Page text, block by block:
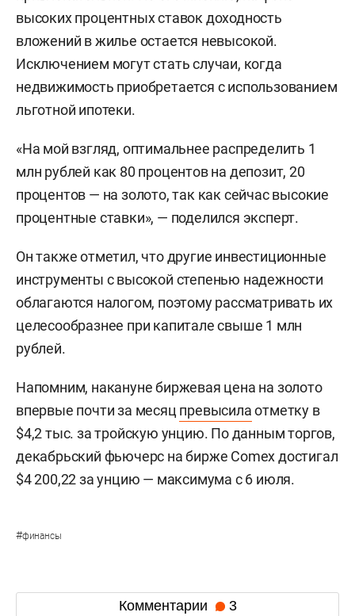
высоких процентных ставок доходность
вложений в жилье остается невысокой.
Исключением могут стать случаи, когда
недвижимость приобретается с использованием
льготной ипотеки.
«На мой взгляд, оптимальнее распределить 1
млн рублей как 80 процентов на депозит, 20
процентов — на золото, так как сейчас высокие
процентные ставки», — поделился эксперт.
Он также отметил, что другие инвестиционные
инструменты с высокой степенью надежности
облагаются налогом, поэтому рассматривать их
целесообразнее при капитале свыше 1 млн
рублей.
Напомним, накануне биржевая цена на золото
впервые почти за месяц превысилаотметку в
$4,2 тыс. за тройскую унцию. По данным торгов,
декабрьский фьючерс на бирже Comex достигал
$4 200,22 за унцию — максимума с 6 июля.
#финансы
Комментарии 3